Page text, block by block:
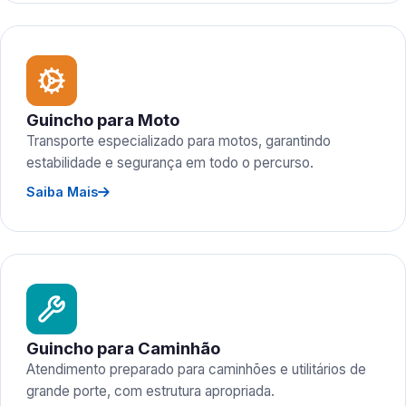
Guincho para Moto
Transporte especializado para motos, garantindo
estabilidade e segurança em todo o percurso.
Saiba Mais
Guincho para Caminhão
Atendimento preparado para caminhões e utilitários de
grande porte, com estrutura apropriada.